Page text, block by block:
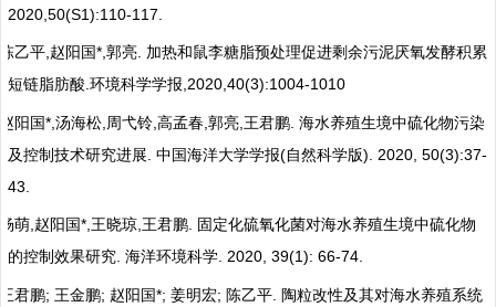
2020,50(S1):110-117.
陈乙平 赵阳国 *, 郭亮 加热和鼠李糖脂预处理促进剩余污泥厌氧发酵积累
短链脂肪酸 环境科学学报 ,2020,40(3):1004-1010
赵阳国 *, 汤海松 周弋铃 高孟春 郭亮 王君鹏 海水养殖生境中硫化物污染
及控制技术研究进展 中国海洋大学学报(自然科学版). 2020, 50(3):37-
43.
杨萌 赵阳国 *, 王晓琼 王君鹏
固定化硫氧化菌对海水养殖生境中硫化物
的控制效果研究 海洋环境科学 . 2020, 39(1): 66-74.
王君鹏; 王金鹏; 赵阳国 *; 姜明宏; 陈乙平
陶粒改性及其对海水养殖系统